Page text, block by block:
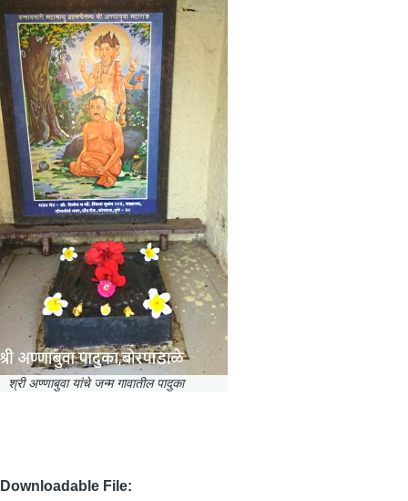
श्री अण्णाबुवा यांचे जन्म गावातील पादुका
Downloadable File